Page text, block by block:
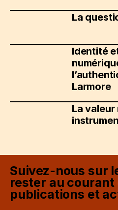
La
Identité
Larmore
La
Suivez-nous sur
rester au courant
publications et